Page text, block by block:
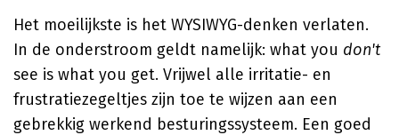
Het moeilijkste is het WYSIWYG-denken verlaten.
In de onderstroom geldt namelijk: what you don't
see is what you get. Vrijwel alle irritatie- en
frustratiezegeltjes zijn toe te wijzen aan een
gebrekkig werkend besturingssysteem. Een goed